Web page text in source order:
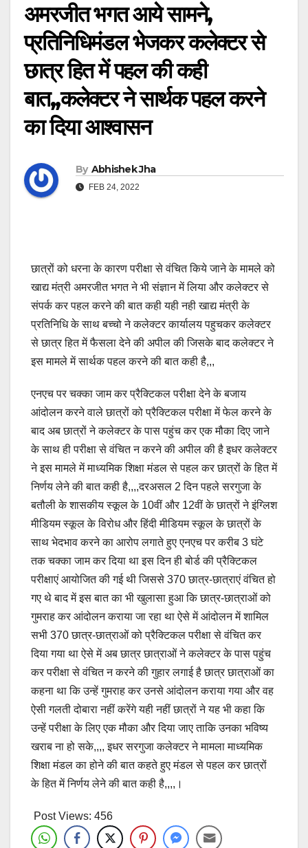
अमरजीत भगत आये सामने,
प्रतिनिधिमंडल भेजकर कलेक्टर से
छात्र हित में पहल की कही
बात,,कलेक्टर ने सार्थक पहल करने
का दिया आश्वासन
By Abhishek Jha
FEB 24, 2022
छात्रों को धरना के कारण परीक्षा से वंचित किये जाने के मामले को
खाद्य मंत्री अमरजीत भगत ने भी संज्ञान में लिया और कलेक्टर से
संपर्क कर पहल करने की बात कही यही नही खाद्य मंत्री के
प्रतिनिधि के साथ बच्चो ने कलेक्टर कार्यालय पहुचकर कलेक्टर
से छात्र हित में फैसला देने की अपील की जिसके बाद कलेक्टर ने
इस मामले में सार्थक पहल करने की बात कही है,,,
एनएच पर चक्का जाम कर प्रैक्टिकल परीक्षा देने के बजाय
आंदोलन करने वाले छात्रों को प्रैक्टिकल परीक्षा में फेल करने के
बाद अब छात्रों ने कलेक्टर के पास पहुंच कर एक मौका दिए जाने
के साथ ही परीक्षा से वंचित न करने की अपील की है इधर कलेक्टर
ने इस मामले में माध्यमिक शिक्षा मंडल से पहल कर छात्रों के हित में
निर्णय लेने की बात कही है,,,,दरअसल 2 दिन पहले सरगुजा के
बतौली के शासकीय स्कूल के 10वीं और 12वीं के छात्रों ने इंग्लिश
मीडियम स्कूल के विरोध और हिंदी मीडियम स्कूल के छात्रों के
साथ भेदभाव करने का आरोप लगाते हुए एनएच पर करीब 3 घंटे
तक चक्का जाम कर दिया था इस दिन ही बोर्ड की प्रैक्टिकल
परीक्षाएं आयोजित की गई थी जिससे 370 छात्र-छात्राएं वंचित हो
गए थे बाद में इस बात का भी खुलासा हुआ कि छात्र-छात्राओं को
गुमराह कर आंदोलन कराया जा रहा था ऐसे में आंदोलन में शामिल
सभी 370 छात्र-छात्राओं को प्रैक्टिकल परीक्षा से वंचित कर
दिया गया था ऐसे में अब छात्र छात्राओं ने कलेक्टर के पास पहुंच
कर परीक्षा से वंचित न करने की गुहार लगाई है छात्र छात्राओं का
कहना था कि उन्हें गुमराह कर उनसे आंदोलन कराया गया और वह
ऐसी गलती दोबारा नहीं करेंगे यही नहीं छात्रों ने यह भी कहा कि
उन्हें परीक्षा के लिए एक मौका और दिया जाए ताकि उनका भविष्य
खराब ना हो सके,,,, इधर सरगुजा कलेक्टर ने मामला माध्यमिक
शिक्षा मंडल का होने की बात कहते हुए मंडल से पहल कर छात्रों
के हित में निर्णय लेने की बात कही है,,,,।
Post Views: 456